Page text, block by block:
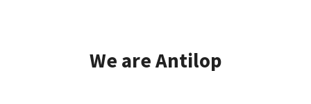
We are Antilop